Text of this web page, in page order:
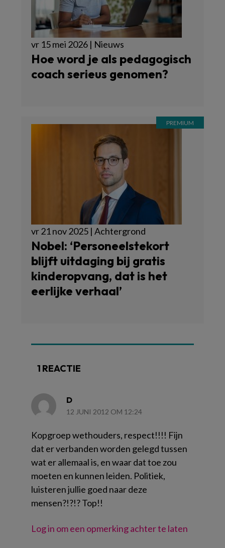
vr 15 mei 2026 | Nieuws
Hoe word je als pedagogisch
coach serieus genomen?
vr 21 nov 2025 | Achtergrond
Nobel: ‘Personeelstekort
blijft uitdaging bij gratis
kinderopvang, dat is het
eerlijke verhaal’
1 REACTIE
D
12 JUNI 2012 OM 12:24
Kopgroep wethouders, respect!!!! Fijn
dat er verbanden worden gelegd tussen
wat er allemaal is, en waar dat toe zou
moeten en kunnen leiden. Politiek,
luisteren jullie goed naar deze
mensen?!?!? Top!!
Log in om een opmerking achter te laten